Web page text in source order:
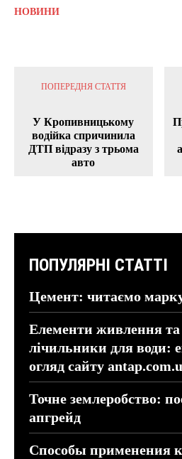
НОВИНИ
ПОПЕРЕДНЯ СТАТТЯ
У Кропивницькому
водійка спричинила
ДТП відразу з трьома
авто
ПОПУЛЯРНІ СТАТТІ
Цемент: читаємо
Елементи живлення та
лічильники для води:
огляд сайту
Точне землеробство:
апгрейд
Способы применения